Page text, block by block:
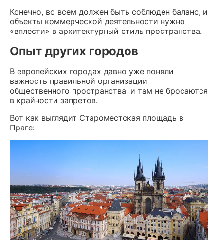
Конечно, во всем должен быть соблюден баланс, и
объекты коммерческой деятельности нужно
«вплести» в архитектурный стиль пространства.
Опыт других городов
В европейских городах давно уже поняли
важность правильной организации
общественного пространства, и там не бросаются
в крайности запретов.
Вот как выглядит Староместская площадь в
Праге: